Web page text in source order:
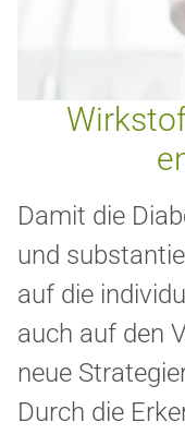
Damit die
und
auf die
auch auf den
neue
Durch die